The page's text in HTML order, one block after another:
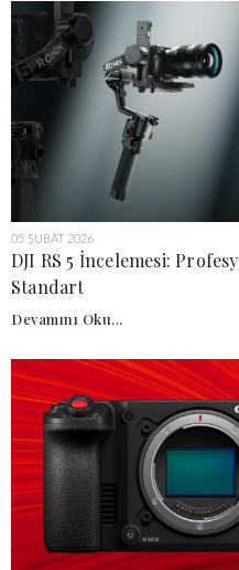
05 ŞUBAT 2026
DJI RS 5 İncelemesi:
Standart
Devamını Oku...